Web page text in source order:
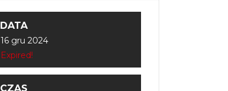
DATA
16 gru 2024
Expired!
CZAS